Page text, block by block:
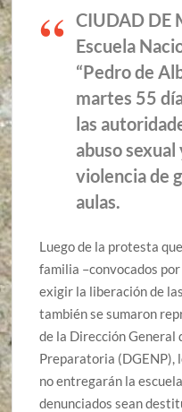
CIUDAD DE
Escuela
“Pedro de
martes 55
las
abuso
violencia de
aulas.
Luego de la protesta
familia –convocados
exigir la liberación de
también se sumaron
de la Dirección General
Preparatoria (DGENP),
no entregarán la
denunciados sean